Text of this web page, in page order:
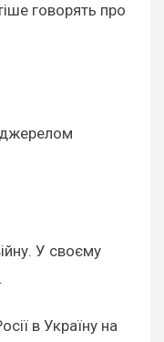
говорять про
джерелом
У своєму
в Україну на